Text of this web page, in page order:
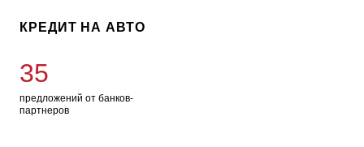
КРЕДИТ НА АВТО
35
предложений от банков-
партнеров